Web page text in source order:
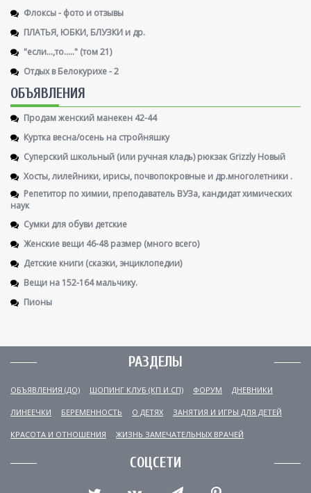
Флоксы - фото и отзывы
ПЛАТЬЯ, ЮБКИ, БЛУЗКИ и др.
"если...,то....." (том 21)
Отдых в Белокурихе - 2
ОБЪЯВЛЕНИЯ
Продам женский манекен 42-44
Куртка весна/осень на стройняшку
Суперский школьный (или ручная кладь) рюкзак Grizzly Новый
Хосты, лилейники, ирисы, почвопокровные и др.многолетники .
Репетитор по химии, преподаватель ВУЗа, кандидат химических
наук
Сумки для обуви детские
Женские вещи 46-48 размер (много всего)
Детские книги (сказки, энциклопедии)
Вещи на 152-164 мальчику.
Пионы
РАЗДЕЛЫ
ОБЪЯВЛЕНИЯ (ДО) ШОПИНГ КЛУБ (КП И СП) ФОРУМ ДНЕВНИКИ
ЛИНЕЕЧКИ БЕРЕМЕННОСТЬ О ДЕТЯХ ЗАНЯТИЯ И ИГРЫ ДЛЯ ДЕТЕЙ
КРАСОТА И ОТНОШЕНИЯ ЖИЗНЬ ЗАМЕЧАТЕЛЬНЫХ ВРАЧЕЙ
СОЦСЕТИ